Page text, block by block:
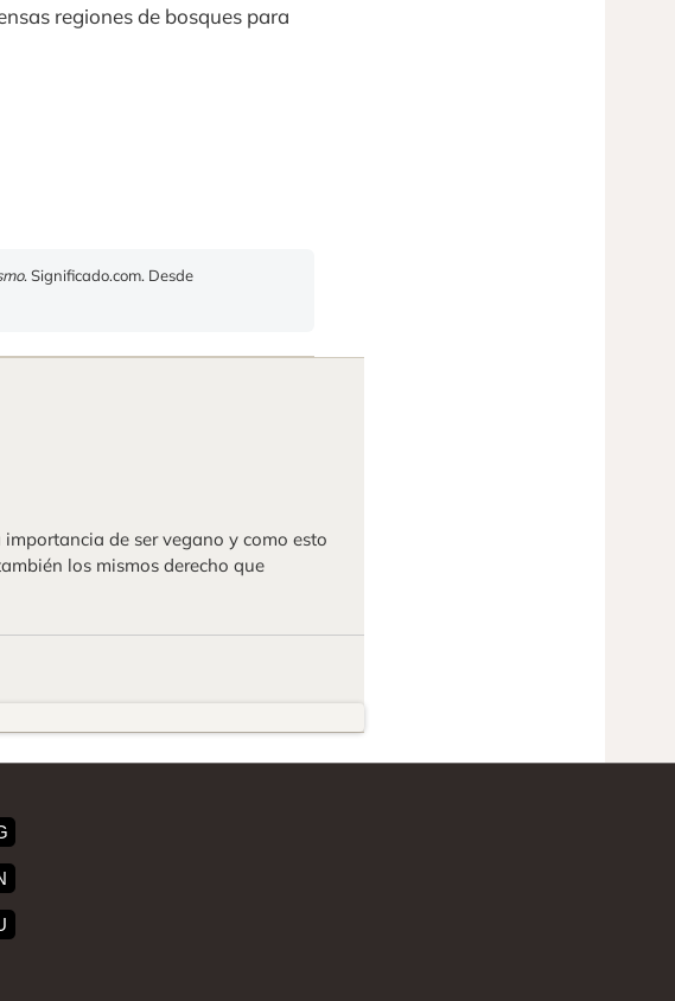
regiones de bosques para
. Significado.com. Desde
de ser vegano y como esto
los mismos derecho que